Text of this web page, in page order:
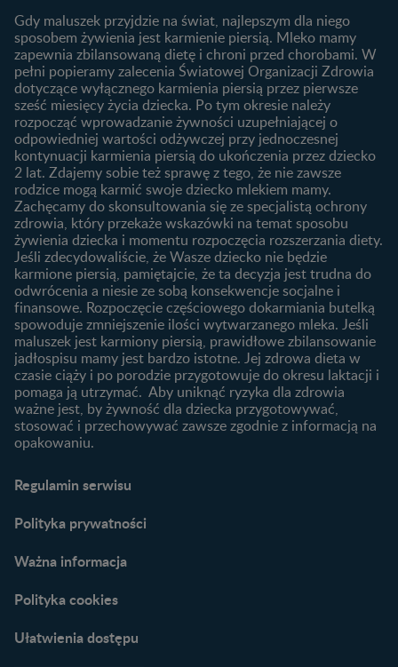
Produkty
Wyszukiwarka produktów
Nasze marki
Jak zaplanować płeć
dziecka?
Jak rozpoznać dni płodne?
Badania przed ciążą
Planowanie urlopu
macierzyńskiego
1. trymestr ciąży
2. trymestr ciąży
3. trymestr ciąży
Rozwój dziecka
Kalendarz rozwoju dziecka
Skoki rozwojowe
Ząbkowanie u niemowląt
Żywienie dziecka
10 sposobów jak poprawić
laktację
Jakie mleko następne
wybrać dla dziecka?
Jak rozszerzać dietę
niemowlaka?
Przydatne materiały dla
rodziców
Poradniki dla rodziców
Karty do zdjęć dla
Maluszka
Materiały do pobrania
Narzędzia dla rodziców
praktyczne wskazówki
Gdy maluszek przyjdzie na świat, najlepszym dla niego
sposobem żywienia jest karmienie piersią. Mleko mamy
zapewnia zbilansowaną dietę i chroni przed chorobami. W
pełni popieramy zalecenia Światowej Organizacji Zdrowia
dotyczące wyłącznego karmienia piersią przez pierwsze
sześć miesięcy życia dziecka. Po tym okresie należy
rozpocząć wprowadzanie żywności uzupełniającej o
odpowiedniej wartości odżywczej przy jednoczesnej
kontynuacji karmienia piersią do ukończenia przez dziecko
2 lat. Zdajemy sobie też sprawę z tego, że nie zawsze
rodzice mogą karmić swoje dziecko mlekiem mamy.
Zachęcamy do skonsultowania się ze specjalistą ochrony
zdrowia, który przekaże wskazówki na temat sposobu
żywienia dziecka i momentu rozpoczęcia rozszerzania diety.
Jeśli zdecydowaliście, że Wasze dziecko nie będzie
karmione piersią, pamiętajcie, że ta decyzja jest trudna do
odwrócenia a niesie ze sobą konsekwencje socjalne i
finansowe. Rozpoczęcie częściowego dokarmiania butelką
spowoduje zmniejszenie ilości wytwarzanego mleka. Jeśli
maluszek jest karmiony piersią, prawidłowe zbilansowanie
jadłospisu mamy jest bardzo istotne. Jej zdrowa dieta w
czasie ciąży i po porodzie przygotowuje do okresu laktacji i
pomaga ją utrzymać. Aby uniknąć ryzyka dla zdrowia
ważne jest, by żywność dla dziecka przygotowywać,
stosować i przechowywać zawsze zgodnie z informacją na
opakowaniu.
Regulamin serwisu
Polityka prywatności
Ważna informacja
Polityka cookies
Ułatwienia dostępu